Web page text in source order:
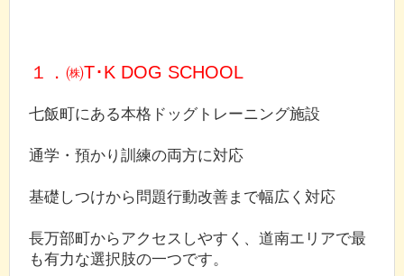
１．㈱T･K DOG SCHOOL
七飯町にある本格ドッグトレーニング施設
通学・預かり訓練の両方に対応
基礎しつけから問題行動改善まで幅広く対応
長万部町からアクセスしやすく、道南エリアで最
も有力な選択肢の一つです。